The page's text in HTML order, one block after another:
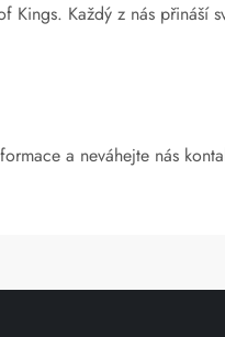
Každý z nás přináší
a neváhejte nás